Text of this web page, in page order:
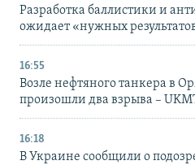
Разработка баллистики и
ожидает «нужных
16:55
Возле нефтяного танкера в
произошли два взрыва –
16:18
В Украине сообщили о